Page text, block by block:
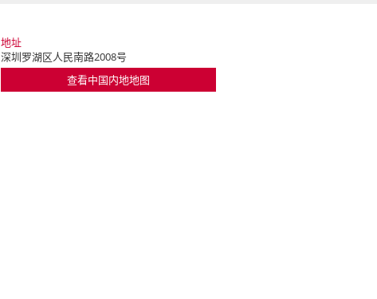
地址
深圳罗湖区人民南路2008号
查看中国内地地图